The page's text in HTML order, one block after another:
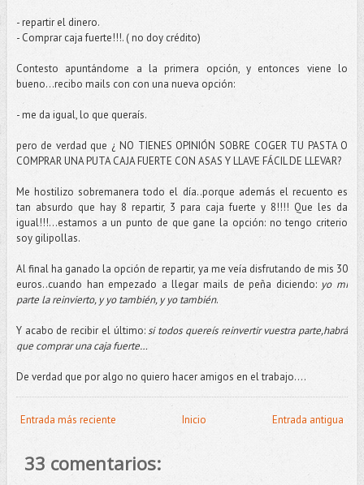
- repartir el dinero.
- Comprar caja fuerte!!!. ( no doy crédito)
Contesto apuntándome a la primera opción, y entonces viene lo
bueno…recibo mails con con una nueva opción:
- me da igual, lo que queraís.
pero de verdad que ¿ NO TIENES OPINIÓN SOBRE COGER TU PASTA O
COMPRAR UNA PUTA CAJA FUERTE CON ASAS Y LLAVE FÁCIL DE LLEVAR?
Me hostilizo sobremanera todo el día..porque además el recuento es
tan absurdo que hay 8 repartir, 3 para caja fuerte y 8!!!! Que les da
igual!!!...estamos a un punto de que gane la opción: no tengo criterio
soy gilipollas.
Al final ha ganado la opción de repartir, ya me veía disfrutando de mis 30
euros..cuando han empezado a llegar mails de peña diciendo: yo mi
parte la reinvierto, y yo también, y yo también.
Y acabo de recibir el último:si todos quereís reinvertir vuestra parte,habrá
que comprar una caja fuerte…
De verdad que por algo no quiero hacer amigos en el trabajo….
Entrada más reciente Entrada antigua
Inicio
33 comentarios: